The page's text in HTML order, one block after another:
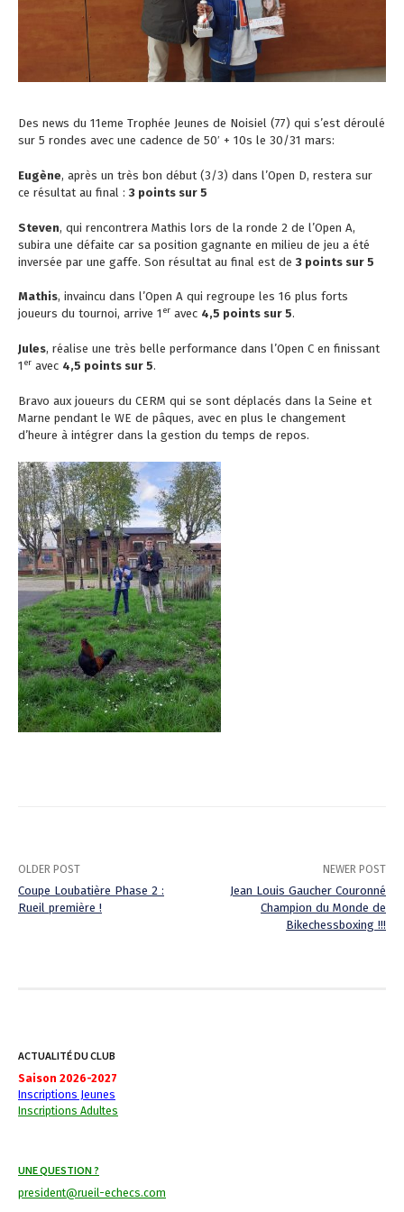
Des news du 11eme Trophée Jeunes de Noisiel (77) qui s’est déroulé
sur 5 rondes avec une cadence de 50′ + 10s le 30/31 mars:
Eugène, après un très bon début (3/3) dans l’Open D, restera sur
ce résultat au final : 3 points sur 5
Steven, qui rencontrera Mathis lors de la ronde 2 de l’Open A,
subira une défaite car sa position gagnante en milieu de jeu a été
inversée par une gaffe. Son résultat au final est de 3 points sur 5
Mathis, invaincu dans l’Open A qui regroupe les 16 plus forts
joueurs du tournoi, arrive 1 er avec 4,5 points sur 5.
Jules, réalise une très belle performance dans l’Open C en finissant
1 er avec 4,5 points sur 5.
Bravo aux joueurs du CERM qui se sont déplacés dans la Seine et
Marne pendant le WE de pâques, avec en plus le changement
d’heure à intégrer dans la gestion du temps de repos.
n
a
v
g
OLDER POST
Coupe Loubatière Phase 2 :
Rueil première !
NEWER POST
Jean Louis Gaucher Couronné
Champion du Monde de
Bikechessboxing !!!
ACTUALITÉ DU CLUB
Saison 2026-2027
Inscriptions Jeunes
Inscriptions Adultes
UNE QUESTION ?
president@rueil-echecs.com